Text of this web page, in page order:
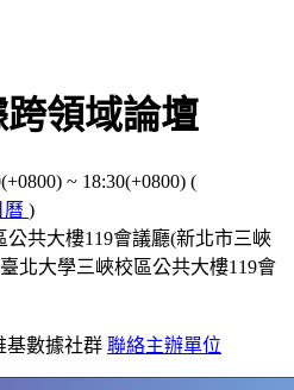
跨領域論壇
~ 18:30(+0800) (
曆 )
公共大樓119會議廳(新北市三峽
北大學三峽校區公共大樓119會
基數據社群 聯絡主辦單位